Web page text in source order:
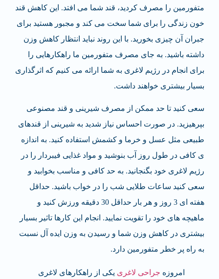
متفورمین را مصرف کردید، قند شما می افتد. این کاهش قند
خون زندگی را برای شما سخت می کند و مجبور هستید برای
جبران آن چیزی بخورید. با این روند نباید انتظار کاهش وزن
داشته باشید. به جای مصرف متفورمین ما راهکارهایی را
برای انجام در رژیم لاغری به شما ارائه می کنیم که اثرگذاری
بسیار بیشتری خواهند داشت.
سعی کنید تا حد ممکن از مصرف شیرینی و قند مصنوعی
بپرهیزید. در صورت احساس نیاز شدید به شیرینی از قندهای
طبیعی مثل عسل و خرما و کشمش استفاده کنید. به اندازه
ی کافی در طول روز آب بنوشید و مواد غذایی فیبردار را در
رژیم لاغری خود بگنجانید. به حد کافی و مناسب بخوابید و
سعی کنید ساعات طلایی شب را در خواب باشید. حداقل
هفته ای 3 روز و هر بار حداقل 30 دقیقه ورزش کنید و
ماهیچه های خود را تقویت نمایید. انجام این کارها تاثیر بسیار
بیشتری در کاهش وزن شما و رسیدن به وزن ایده آل نسبت
به راه پر خطر متفورمین دارد.
امروزه جراحی لاغری یکی از راهکارهای لاغری